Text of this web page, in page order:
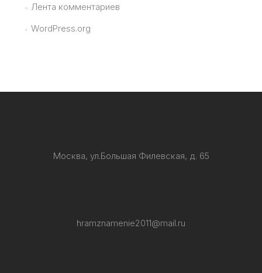
Лента комментариев
WordPress.org
Москва, ул.Большая Филевская, д. 65
hramznamenie2011@mail.ru